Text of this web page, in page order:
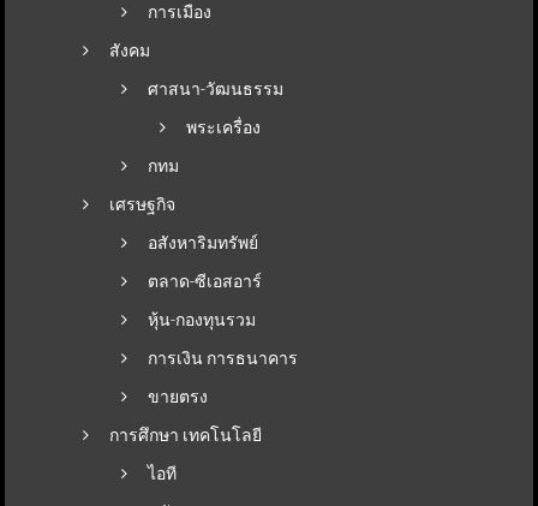
การเมือง
สังคม
ศาสนา-วัฒนธรรม
พระเครื่อง
กทม
เศรษฐกิจ
อสังหาริมทรัพย์
ตลาด-ซีเอสอาร์
หุ้น-กองทุนรวม
การเงิน การธนาคาร
ขายตรง
การศึกษา เทคโนโลยี
ไอที